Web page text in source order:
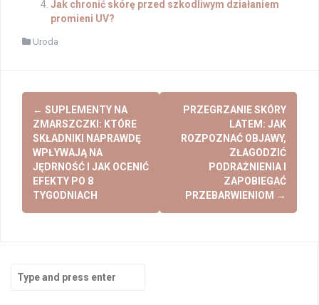
Jak chronić skórę przed szkodliwym działaniem
promieni UV?
Uroda
Post
navigation
← SUPLEMENTY NA
ZMARSZCZKI: KTÓRE
SKŁADNIKI NAPRAWDĘ
WPŁYWAJĄ NA
JĘDRNOŚĆ I JAK OCENIĆ
EFEKTY PO 8
TYGODNIACH
PRZEGRZANIE SKÓRY
LATEM: JAK
ROZPOZNAĆ OBJAWY,
ZŁAGODZIĆ
PODRAŻNIENIA I
ZAPOBIEGAĆ
PRZEBARWIENIOM →
for: